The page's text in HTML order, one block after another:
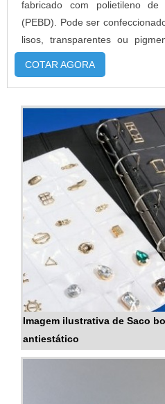
fabricado com polietileno de
(PEBD). Pode ser
lisos, transparentes ou
cores.O produto já ganhou
na indústria, pois poucas
tanto um produto como o zip.
moderno, o saco possui
fechamento incrível que atrai
COTAR AGORA
Imagem ilustrativa de Saco
antiestático